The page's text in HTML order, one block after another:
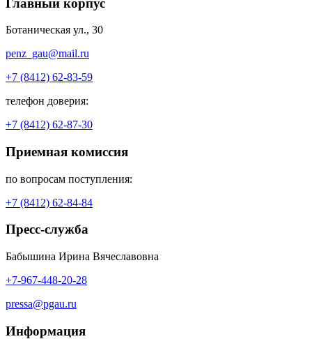
Ботаническая ул., 30
penz_gau@mail.ru
+7 (8412) 62-83-59
телефон доверия:
+7 (8412) 62-87-30
Приемная комиссия
по вопросам поступления:
+7 (8412) 62-84-84
Пресс-служба
Бабышина Ирина Вячеславовна
+7-967-448-20-28
pressa@pgau.ru
Информация